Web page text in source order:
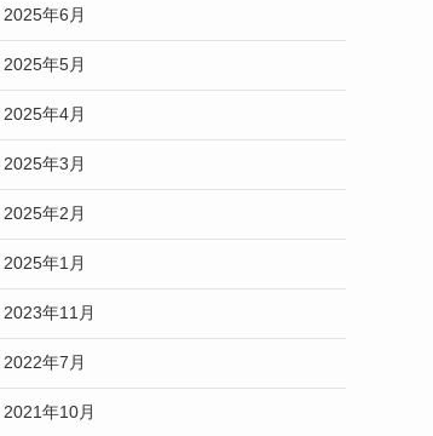
2025年6月
2025年5月
2025年4月
2025年3月
2025年2月
2025年1月
2023年11月
2022年7月
2021年10月